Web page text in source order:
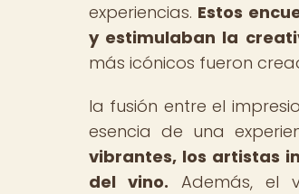
experiencias. Estos
y estimulaban la
más icónicos fueron
la fusión entre el
esencia de una
vibrantes, los artistas
del vino. Además, el